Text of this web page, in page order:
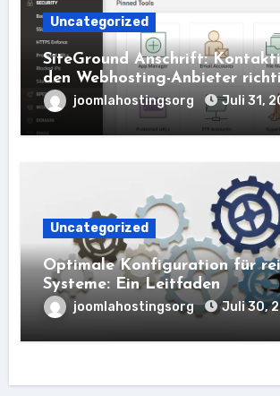
Uncategorized
SiteGround Anschrift:
den Webhosting-Anbieter
joomlahostingsorg Juli 31,
Uncategorized
Optimale Konfiguration für
Systeme: Ein Leitfaden
joomlahostingsorg Juli 30,